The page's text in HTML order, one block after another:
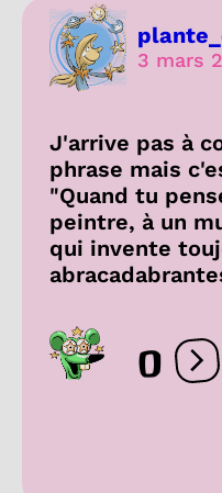
3 mars
J'arrive pas à
phrase mais
"Quand tu
peintre, à un
qui invente
0